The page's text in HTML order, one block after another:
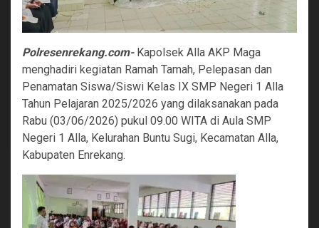
Polresenrekang.com- Kapolsek Alla AKP Maga
menghadiri kegiatan Ramah Tamah, Pelepasan dan
Penamatan Siswa/Siswi Kelas IX SMP Negeri 1 Alla
Tahun Pelajaran 2025/2026 yang dilaksanakan pada
Rabu (03/06/2026) pukul 09.00 WITA di Aula SMP
Negeri 1 Alla, Kelurahan Buntu Sugi, Kecamatan Alla,
Kabupaten Enrekang.